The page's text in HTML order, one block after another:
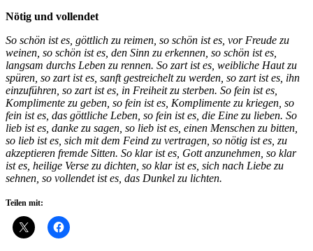
Nötig und vollendet
So schön ist es, göttlich zu reimen, so schön ist es, vor Freude zu
weinen, so schön ist es, den Sinn zu erkennen, so schön ist es,
langsam durchs Leben zu rennen. So zart ist es, weibliche Haut zu
spüren, so zart ist es, sanft gestreichelt zu werden, so zart ist es, ihn
einzuführen, so zart ist es, in Freiheit zu sterben. So fein ist es,
Komplimente zu geben, so fein ist es, Komplimente zu kriegen, so
fein ist es, das göttliche Leben, so fein ist es, die Eine zu lieben. So
lieb ist es, danke zu sagen, so lieb ist es, einen Menschen zu bitten,
so lieb ist es, sich mit dem Feind zu vertragen, so nötig ist es, zu
akzeptieren fremde Sitten. So klar ist es, Gott anzunehmen, so klar
ist es, heilige Verse zu dichten, so klar ist es, sich nach Liebe zu
sehnen, so vollendet ist es, das Dunkel zu lichten.
Teilen mit: